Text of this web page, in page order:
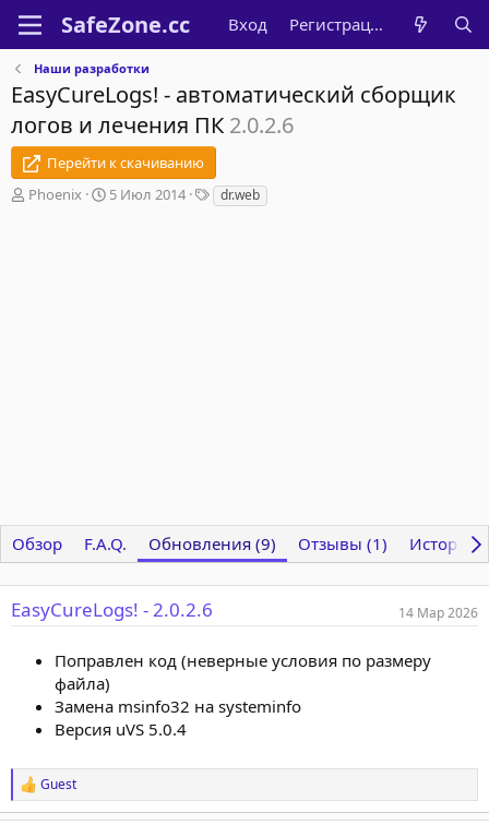
Вход Регистрация
Наши разработки
EasyCureLogs! - автоматический сборщик
логов и лечения ПК 2.0.2.6
Перейти к скачиванию
А
Phoenix
Д
5 Июл 2014
Т dr.web
Обзор F.A.Q. Обновления (9) Отзывы (1) История
EasyCureLogs! - 2.0.2.6 14 Мар 2026
Поправлен код (неверные условия по размеру
файла)
Замена msinfo32 на systeminfo
Версия uVS 5.0.4
Р
е
а
Guest